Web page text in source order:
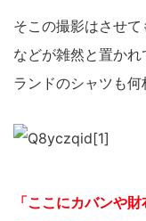
そこの撮影はさせ
などが雑然と置か
ランドのシャツも何
「ここにカバンや